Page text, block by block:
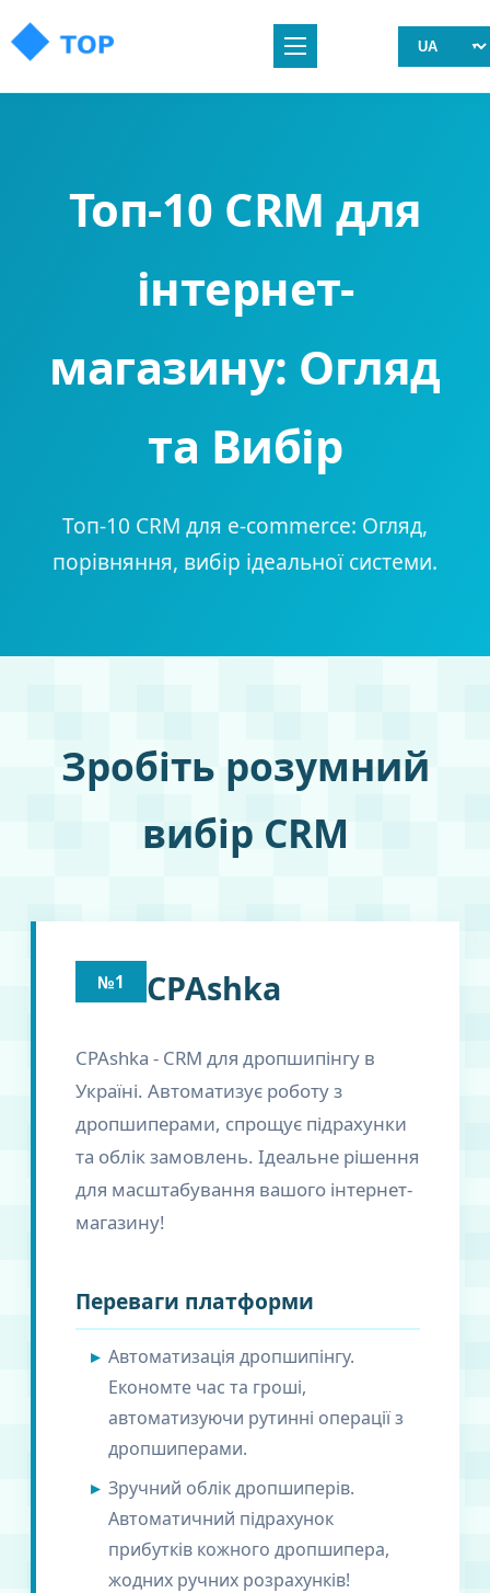
Топ-10 CRM для
інтернет-
магазину: Огляд
та Вибір
Топ-10 CRM для e-commerce: Огляд,
порівняння, вибір ідеальної системи.
Зробіть розумний
вибір CRM
№1 CPAshka
CPAshka - CRM для дропшипінгу в
Україні. Автоматизує роботу з
дропшиперами, спрощує підрахунки
та облік замовлень. Ідеальне рішення
для масштабування вашого інтернет-
магазину!
Переваги платформи
Автоматизація дропшипінгу.
Економте час та гроші,
автоматизуючи рутинні операції з
дропшиперами.
Зручний облік дропшиперів.
Автоматичний підрахунок
прибутків кожного дропшипера,
жодних ручних розрахунків!